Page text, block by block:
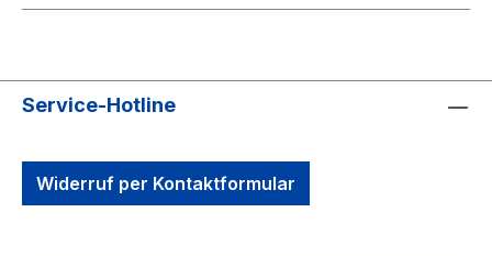
Service-Hotline
Widerruf per Kontaktformular